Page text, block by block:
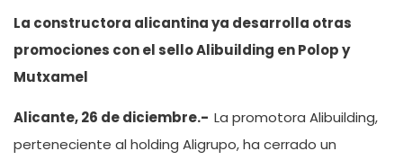
La constructora alicantina ya desarrolla otras
promociones con el sello Alibuilding en Polop y
Mutxamel
Alicante, 26 de diciembre.- La promotora Alibuilding,
perteneciente al holding Aligrupo, ha cerrado un